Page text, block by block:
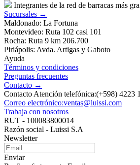
Integrantes de la red de barracas más
Sucursales →
Maldonado: La Fortuna
Montevideo: Ruta 102 casi 101
Rocha: Ruta 9 km 206.700
Piriápolis: Avda. Artigas y Gaboto
Ayuda
Términos y condiciones
Preguntas frecuentes
Contacto →
Contacto Atención telefónica:(+598) 4223
Correo electrónico:ventas@luissi.com
Trabaja con nosotros
RUT - 100083800014
Razón social - Luissi S.A
Newsletter
Enviar